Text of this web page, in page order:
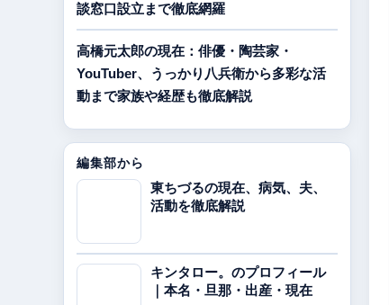
談窓口設立まで徹底網羅
高橋元太郎の現在：俳優・陶芸家・
YouTuber、うっかり八兵衛から多彩な活
動まで家族や経歴も徹底解説
編集部から
東ちづるの現在、病気、夫、
活動を徹底解説
キンタロー。のプロフィール
｜本名・旦那・出産・現在